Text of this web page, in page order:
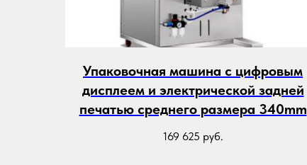
Упаковочная машина с цифровым
дисплеем и электрической задней
печатью среднего размера 340mm
169 625 руб.